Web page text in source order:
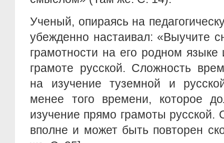
Ученый, опираясь на
убежденно настаивал: «Выучите
грамотности на его родном
грамоте русской. Сложность
на изучение туземной и
менее того времени, которое
изучение прямо грамоты русской.
вполне и может быть повторен